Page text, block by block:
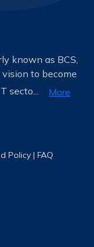
known as BCS,
to become
secto...
More
Policy | FAQ